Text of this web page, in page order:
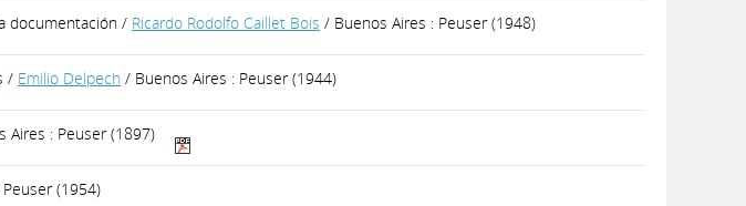
documentación / Ricardo Rodolfo Caillet Bois / Buenos Aires : Peuser (1948)
/ Emilio Delpech / Buenos Aires : Peuser (1944)
Aires : Peuser (1897)
(1954)